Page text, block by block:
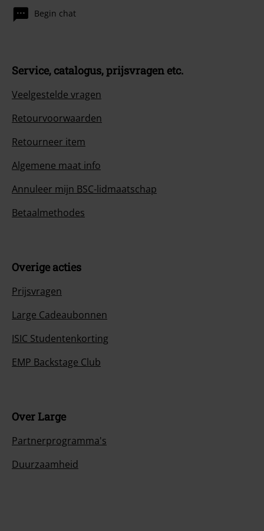
Begin chat
Service, catalogus, prijsvragen etc.
Veelgestelde vragen
Retourvoorwaarden
Retourneer item
Algemene maat info
Annuleer mijn BSC-lidmaatschap
Betaalmethodes
Overige acties
Prijsvragen
Large Cadeaubonnen
ISIC Studentenkorting
EMP Backstage Club
Over Large
Partnerprogramma's
Duurzaamheid